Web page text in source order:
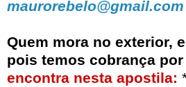
maurorebelo@gmail.com
Quem mora no exterior,
pois temos cobrança por
encontra nesta apostila: